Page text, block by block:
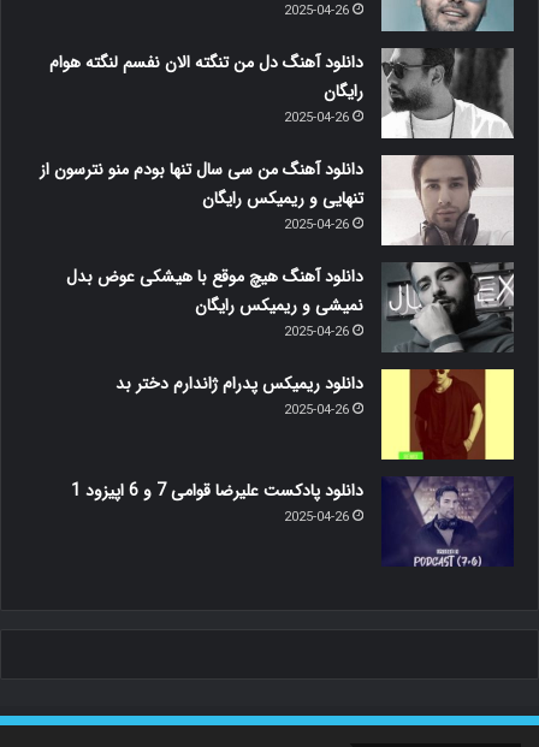
2025-04-26
دانلود آهنگ دل من تنگته الان نفسم لنگته هوام
رایگان
2025-04-26
دانلود آهنگ من سی سال تنها بودم منو نترسون از
تنهایی و ریمیکس رایگان
2025-04-26
دانلود آهنگ هیچ موقع با هیشکی عوض بدل
نمیشی و ریمیکس رایگان
2025-04-26
دانلود ریمیکس پدرام ژاندارم دختر بد
2025-04-26
دانلود پادکست علیرضا قوامی 7 و 6 اپیزود 1
2025-04-26